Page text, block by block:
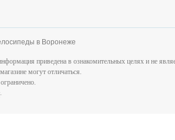
в Воронеже
приведена в ознакомительных целях и не
могут отличаться.
.